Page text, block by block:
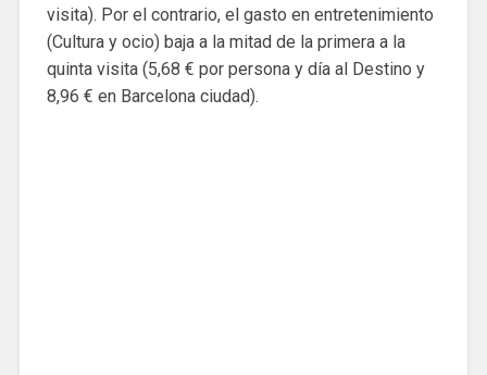
visita). Por el contrario, el gasto en entretenimiento
(Cultura y ocio) baja a la mitad de la primera a la
quinta visita (5,68 € por persona y día al Destino y
8,96 € en Barcelona ciudad).